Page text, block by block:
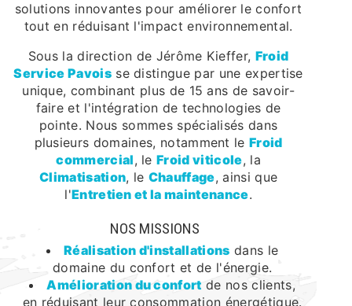
solutions innovantes pour améliorer le confort
tout en réduisant l'impact environnemental.
Sous la direction de Jérôme Kieffer, Froid
Service Pavoisse distingue par une expertise
unique, combinant plus de 15 ans de savoir-
faire et l'intégration de technologies de
pointe. Nous sommes spécialisés dans
plusieurs domaines, notamment leFroid
commercial, leFroid viticole, la
Climatisation, le Chauffage, ainsi que
l'Entretien et la maintenance.
NOS MISSIONS
Réalisation d'installations dans le
domaine du confort et de l'énergie.
Amélioration du confort de nos clients,
en réduisant leur consommation énergétique.